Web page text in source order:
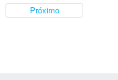
Próximo